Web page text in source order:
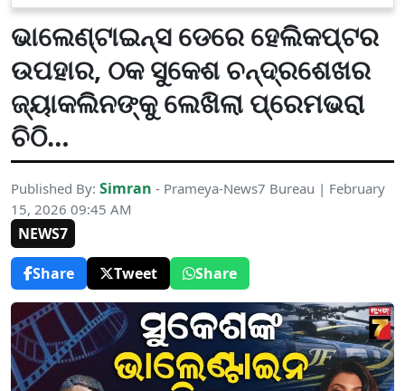
ଭାଲେଣ୍ଟାଇନ୍ସ ଡେରେ ହେଲିକପ୍ଟର
ଉପହାର, ଠକ ସୁକେଶ ଚନ୍ଦ୍ରଶେଖର
ଜ୍ୟାକଲିନଙ୍କୁ ଲେଖିଲା ପ୍ରେମଭରା
ଚିଠି…
Published By: Simran - Prameya-News7 Bureau | February
15, 2026 09:45 AM
NEWS7
Share
Tweet Share